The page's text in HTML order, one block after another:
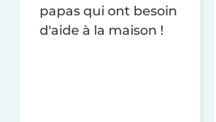
papas qui ont besoin
d'aide à la maison !